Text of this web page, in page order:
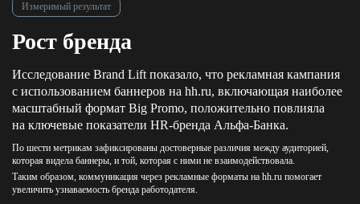
Измеримый результат
Рост бренда
Исследование Brand Lift показало, что рекламная кампания
с использованием баннеров на hh.ru, включающая наиболее
масштабный формат Big Promo, положительно повлияла
на ключевые показатели HR‑бренда Альфа‑Банка.
По шести метрикам зафиксированы достоверные различия между аудиторией,
которая видела баннеры, и той, которая с ними не взаимодействовала.
Таким образом, коммуникация через рекламные форматы на hh.ru помогает
увеличить узнаваемость бренда работодателя.